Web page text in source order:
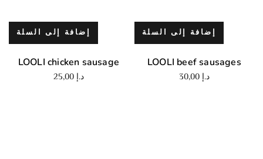
إضافة إلى السلة
LOOLI chicken sausage
25,00د.إ
إضافة إلى السلة
LOOLI beef sausages
30,00د.إ